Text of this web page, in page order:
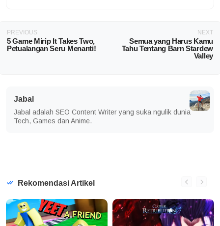
PREVIOUS
5 Game Mirip It Takes Two,
Petualangan Seru Menanti!
NEXT
Semua yang Harus Kamu
Tahu Tentang Barn Stardew
Valley
Jabal
Jabal adalah SEO Content Writer yang suka ngulik dunia
Tech, Games dan Anime.
Rekomendasi Artikel